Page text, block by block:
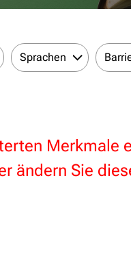
Sprachen
Merkmale
ändern Sie